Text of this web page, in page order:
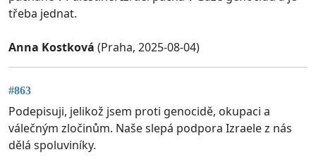
třeba jednat.
Anna Kostková (Praha, 2025-08-04)
#863
Podepisuji, jelikož jsem proti genocidě, okupaci a
válečným zločinům. Naše slepá podpora Izraele z nás
dělá spoluviníky.